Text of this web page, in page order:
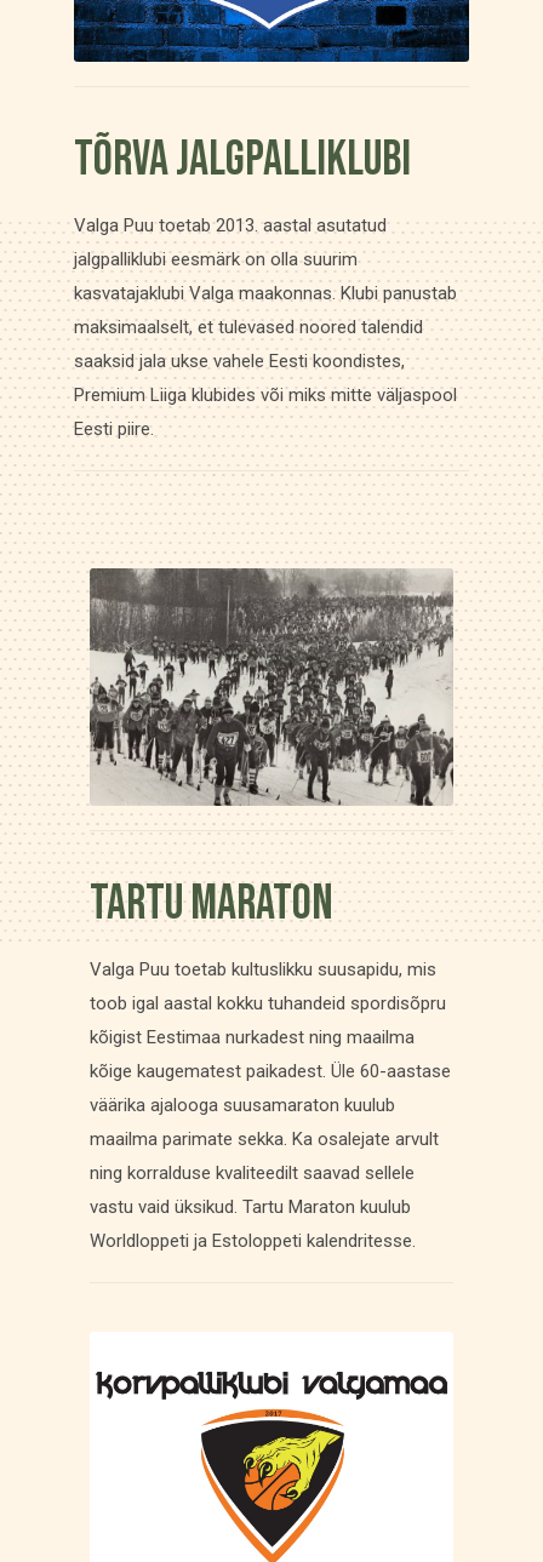
Tõrva Jalgpalliklubi
Valga Puu toetab 2013. aastal asutatud
jalgpalliklubi eesmärk on olla suurim
kasvatajaklubi Valga maakonnas. Klubi panustab
maksimaalselt, et tulevased noored talendid
saaksid jala ukse vahele Eesti koondistes,
Premium Liiga klubides või miks mitte väljaspool
Eesti piire.
Tartu Maraton
Valga Puu toetab kultuslikku suusapidu, mis
toob igal aastal kokku tuhandeid spordisõpru
kõigist Eestimaa nurkadest ning maailma
kõige kaugematest paikadest. Üle 60-aastase
väärika ajalooga suusamaraton kuulub
maailma parimate sekka. Ka osalejate arvult
ning korralduse kvaliteedilt saavad sellele
vastu vaid üksikud. Tartu Maraton kuulub
Worldloppeti ja Estoloppeti kalendritesse.